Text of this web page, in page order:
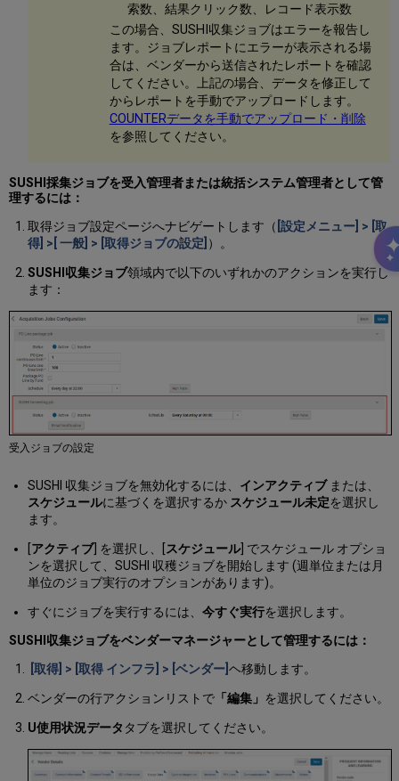
索数、結果クリック数、レコード表示数
この場合、SUSHI収集ジョブはエラーを報告し
ます。ジョブレポートにエラーが表示される場
合は、ベンダーから送信されたレポートを確認
してください。上記の場合、データを修正して
からレポートを手動でアップロードします。
COUNTERデータを手動でアップロード・削除
を参照してください。
SUSHI採集ジョブを受入管理者または統括システム管理者として管
理するには：
取得ジョブ設定ページへナビゲートします（ [設定メニュー] > [取
得] >[ 一般] > [取得ジョブの設定] ）。
SUSHI収集ジョブ領域内で以下のいずれかのアクションを実行し
ます：
受入ジョブの設定
SUSHI 収集ジョブを無効化するには、 インアクティブまたは、
スケジュールに基づくを選択するか スケジュール未定を選択し
ます。
アクティブ] を選択し、[ スケジュール] でスケジュール オプショ
ンを選択して、SUSHI 収穫ジョブを開始します (週単位または月
単位のジョブ実行のオプションがあります)。
すぐにジョブを実行するには、 今すぐ実行を選択します。
SUSHI収集ジョブをベンダーマネージャーとして管理するには：
[取得] > [取得 インフラ] > [ベンダー] ヘ移動します。
ベンダーの行アクションリストで「編集」 を選択してください。
U使用状況データ タブを選択してください。